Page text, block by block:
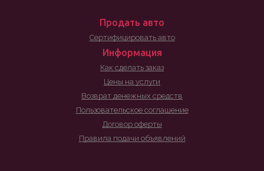
Продать авто
Сертифицировать авто
Информация
Как сделать заказ
Цены на услуги
Возврат денежных средств
Пользовательское соглашение
Договор оферты
Правила подачи объявлений